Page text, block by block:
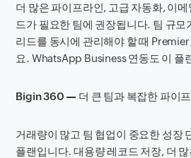
더 많은 파이프라인, 고급 자동화, 이
드가 필요한 팀에 권장됩니다. 팀 규모
리드를 동시에 관리해야 할 때
요. WhatsApp Business 연동도 이 플
Bigin 360 — 더 큰 팀과 복잡한 파이
거래량이 많고 팀 협업이 중요한 성장
플랜입니다. 대용량 레코드 저장, 더